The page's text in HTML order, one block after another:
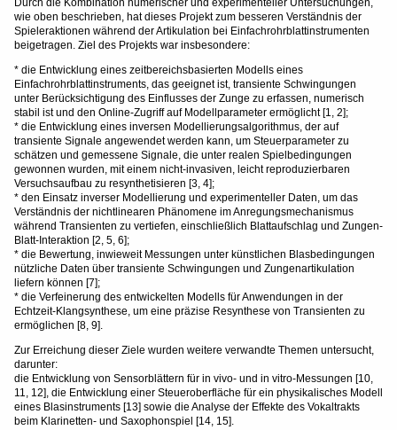
Durch die Kombination numerischer und experimenteller Untersuchungen,
wie oben beschrieben, hat dieses Projekt zum besseren Verständnis der
Spieleraktionen während der Artikulation bei Einfachrohrblattinstrumenten
beigetragen. Ziel des Projekts war insbesondere:
* die Entwicklung eines zeitbereichsbasierten Modells eines
Einfachrohrblattinstruments, das geeignet ist, transiente Schwingungen
unter Berücksichtigung des Einflusses der Zunge zu erfassen, numerisch
stabil ist und den Online-Zugriff auf Modellparameter ermöglicht [1, 2];
* die Entwicklung eines inversen Modellierungsalgorithmus, der auf
transiente Signale angewendet werden kann, um Steuerparameter zu
schätzen und gemessene Signale, die unter realen Spielbedingungen
gewonnen wurden, mit einem nicht-invasiven, leicht reproduzierbaren
Versuchsaufbau zu resynthetisieren [3, 4];
* den Einsatz inverser Modellierung und experimenteller Daten, um das
Verständnis der nichtlinearen Phänomene im Anregungsmechanismus
während Transienten zu vertiefen, einschließlich Blattaufschlag und Zungen-
Blatt-Interaktion [2, 5, 6];
* die Bewertung, inwieweit Messungen unter künstlichen Blasbedingungen
nützliche Daten über transiente Schwingungen und Zungenartikulation
liefern können [7];
* die Verfeinerung des entwickelten Modells für Anwendungen in der
Echtzeit-Klangsynthese, um eine präzise Resynthese von Transienten zu
ermöglichen [8, 9].
Zur Erreichung dieser Ziele wurden weitere verwandte Themen untersucht,
darunter:
die Entwicklung von Sensorblättern für in vivo- und in vitro-Messungen [10,
11, 12], die Entwicklung einer Steueroberfläche für ein physikalisches Modell
eines Blasinstruments [13] sowie die Analyse der Effekte des Vokaltrakts
beim Klarinetten- und Saxophonspiel [14, 15].